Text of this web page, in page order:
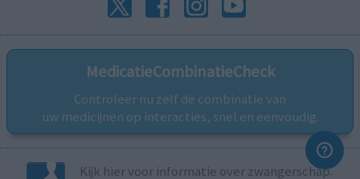
MedicatieCombinatieCheck
Controleer nu zelf de combinatie van
uw medicijnen op interacties, snel en eenvoudig.
Kijk hier voor informatie over zwangerschap.